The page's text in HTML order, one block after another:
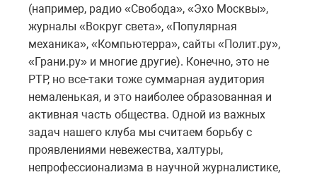
(например, радио «Свобода», «Эхо Москвы»,
журналы «Вокруг света», «Популярная
механика», «Компьютерра», сайты «Полит.ру»,
«Грани.ру» и многие другие). Конечно, это не
РТР, но все-таки тоже суммарная аудитория
немаленькая, и это наиболее образованная и
активная часть общества. Одной из важных
задач нашего клуба мы считаем борьбу с
проявлениями невежества, халтуры,
непрофессионализма в научной журналистике,